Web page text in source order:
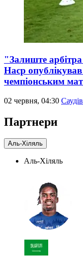
"Залиште
Наср
чемпіонським
02 червня, 04:30
Партнери
Аль-Хіляль
Аль-Хіляль